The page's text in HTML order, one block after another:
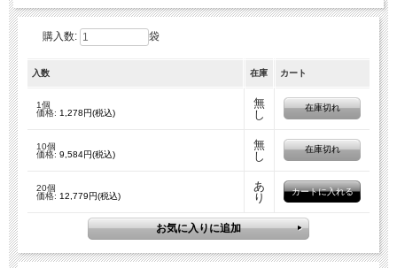
購入数: 袋
入数 在庫 カート
1個
価格: 1,278円(税込)
無
し
在庫切れ
10個
価格: 9,584円(税込)
無
し
在庫切れ
20個
価格: 12,779円(税込)
あ
り